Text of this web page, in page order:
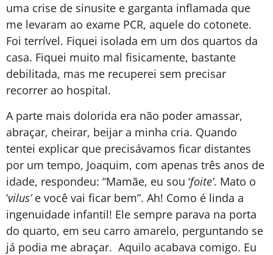
uma crise de sinusite e garganta inflamada que
me levaram ao exame PCR, aquele do cotonete.
Foi terrível. Fiquei isolada em um dos quartos da
casa. Fiquei muito mal fisicamente, bastante
debilitada, mas me recuperei sem precisar
recorrer ao hospital.
A parte mais dolorida era não poder amassar,
abraçar, cheirar, beijar a minha cria. Quando
tentei explicar que precisávamos ficar distantes
por um tempo, Joaquim, com apenas três anos de
idade, respondeu: “Mamãe, eu sou ‘foite’. Mato o
‘vilus’e você vai ficar bem”. Ah! Como é linda a
ingenuidade infantil! Ele sempre parava na porta
do quarto, em seu carro amarelo, perguntando se
já podia me abraçar. Aquilo acabava comigo. Eu